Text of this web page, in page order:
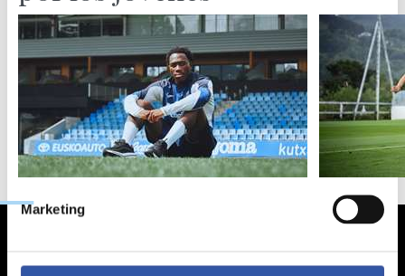
Consent
Selection
Necessary
Preferences
Statistics
Marketing